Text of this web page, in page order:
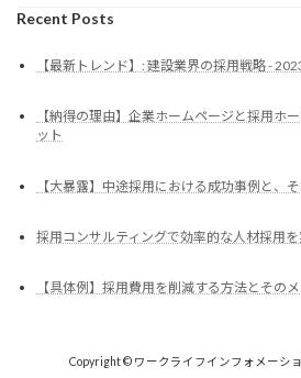
Recent Posts
【最新トレンド】: 建設業界の採用戦略 -
【納得の理由】企業ホームページと採用ホ
ット
【大暴露】中途採用における成功事例と、
採用コンサルティングで効率的な人材採用
【具体例】採用費用を削減する方法とその
Copyright © ワークライフインフォメーシ